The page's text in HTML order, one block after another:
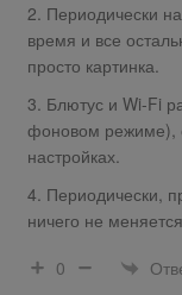
2. Периодически
время и все
просто картинка.
3. Блютус и Wi-Fi
фоновом режиме),
настройках.
4. Периодически,
ничего не
0